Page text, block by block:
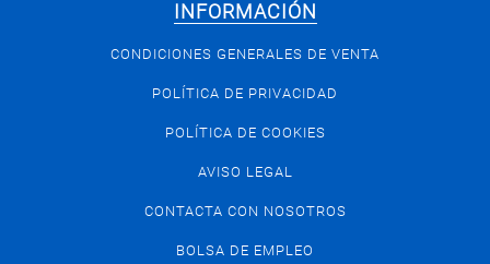
INFORMACIÓN
CONDICIONES GENERALES DE VENTA
POLÍTICA DE PRIVACIDAD
POLÍTICA DE COOKIES
AVISO LEGAL
CONTACTA CON NOSOTROS
BOLSA DE EMPLEO